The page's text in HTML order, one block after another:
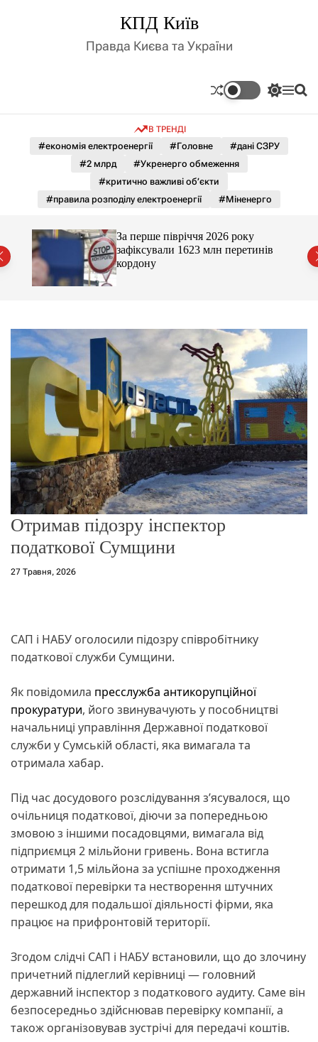
д
КПД Київ
Правда Києва та України
П
м
к
ь
о
р
е
и
м
у
М П
В ТРЕНДІ
#економія електроенергії #Головне
#дані СЗРУ
#2 млрд
#Укренерго обмеження
#критично важливі об’єкти
#правила розподілу електроенергії
#Міненерго
За перше півріччя 2026 року
зафіксували 1623 млн перетинів
кордону
Отримав підозру інспектор
податкової Сумщини
27 Травня, 2026
САП і НАБУ оголосили підозру співробітнику
податкової служби Сумщини.
Як повідомила пресслужба антикорупційної
прокуратури, його звинувачують у пособництві
начальниці управління Державної податкової
служби у Сумській області, яка вимагала та
отримала хабар.
Під час досудового розслідування з’ясувалося, що
очільниця податкової, діючи за попередньою
змовою з іншими посадовцями, вимагала від
підприємця 2 мільйони гривень. Вона встигла
отримати 1,5 мільйона за успішне проходження
податкової перевірки та нестворення штучних
перешкод для подальшої діяльності фірми, яка
працює на прифронтовій території.
Згодом слідчі САП і НАБУ встановили, що до злочину
причетний підлеглий керівниці — головний
державний інспектор з податкового аудиту. Саме він
безпосередньо здійснював перевірку компанії, а
також організовував зустрічі для передачі коштів.